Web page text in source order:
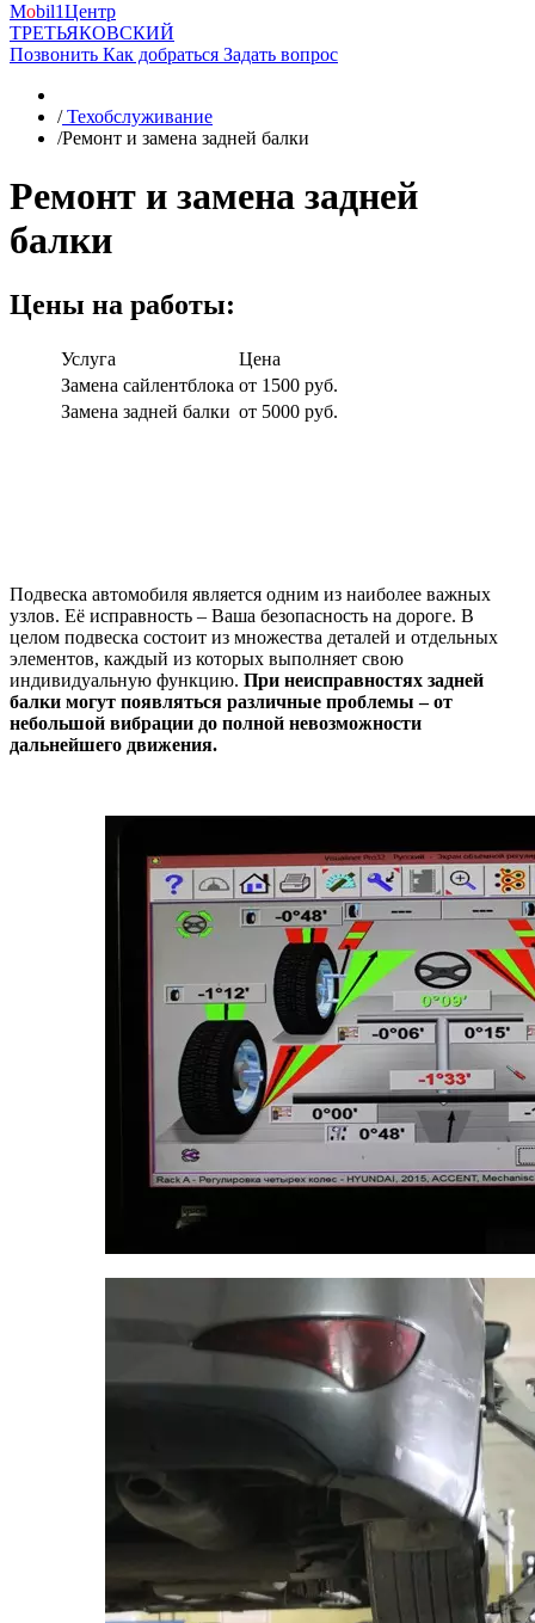
Mobil1Центр
ТРЕТЬЯКОВСКИЙ
Позвонить Как добраться Задать вопрос
/Техобслуживание
/Ремонт и замена задней балки
Ремонт и замена задней
балки
Цены на работы:
Услуга
Цена
Замена сайлентблока от 1500 руб.
Замена задней балки от 5000 руб.
Подвеска автомобиля является одним из наиболее важных
узлов. Её исправность – Ваша безопасность на дороге. В
целом подвеска состоит из множества деталей и отдельных
элементов, каждый из которых выполняет свою
индивидуальную функцию. При неисправностях задней
балки могут появляться различные проблемы – от
небольшой вибрации до полной невозможности
дальнейшего движения.